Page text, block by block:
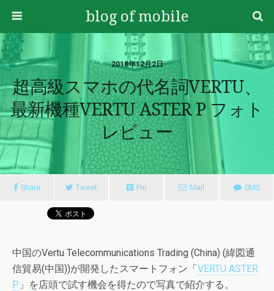
blog of mobile
2018年12月2日
超高級スマホの代名詞VERTU、
最新機種VERTU ASTER P フォト
レビュー
Share Tweet Pin Mail SMS
中国のVertu Telecommunications Trading (China) (緯図通
信貿易(中国))が開発したスマートフォン「VERTU ASTER
P 」を店頭で試す機会を得たので写真で紹介する。